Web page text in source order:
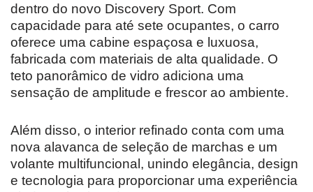
dentro do novo Discovery Sport. Com
capacidade para até sete ocupantes, o carro
oferece uma cabine espaçosa e luxuosa,
fabricada com materiais de alta qualidade. O
teto panorâmico de vidro adiciona uma
sensação de amplitude e frescor ao ambiente.
Além disso, o interior refinado conta com uma
nova alavanca de seleção de marchas e um
volante multifuncional, unindo elegância, design
e tecnologia para proporcionar uma experiência